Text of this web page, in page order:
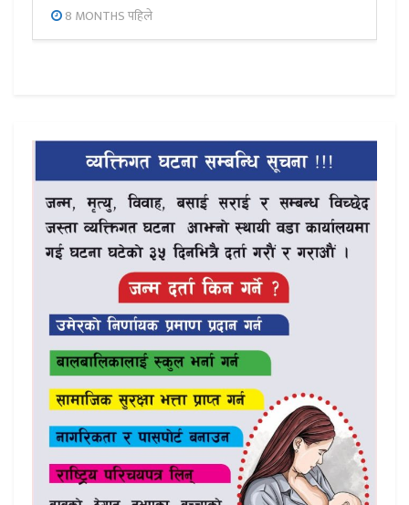
8 MONTHS पहिले